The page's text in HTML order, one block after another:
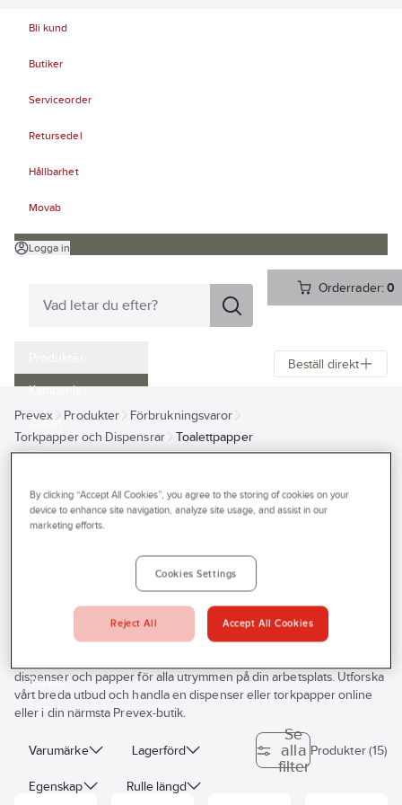
Bli kund
Butiker
Serviceorder
Retursedel
Hållbarhet
Movab
Logga in
Orderrader:0
Kampanjer
Outlet
Tjänster
Aktuellt
Serviceverkstad
Movab
Beställ direkt
Prevex Produkter
Förbrukningsvaror
Torkpapper och Dispensrar
Toalettpapper
Toalettpapper
Behöver du torkpapper och dispenser till din arbetsplats? Vi på
Prevex hjälper dig att hitta rätt papper och dispensrar till ditt arbete.
Vårt sortiment av torkpapper och dispensrar inkluderar både
torkpapper, servetter, tvättlappar, toalettpapper, wellpapp, samt olika
varianter av dispensrar. Hitta rätt bland vårt utbud av dispenser och
dispenser och papper för alla utrymmen på din arbetsplats. Utforska
vårt breda utbud och handla en dispenser eller torkpapper online
eller i din närmsta Prevex-butik.
Varumärke Lagerförd
Egenskap Rulle längd
Se
alla
filter
Produkter (15)
By clicking “Accept All Cookies”, you agree to the storing of cookies on your
device to enhance site navigation, analyze site usage, and assist in our
marketing efforts.
Cookies Settings
Reject All Accept All Cookies